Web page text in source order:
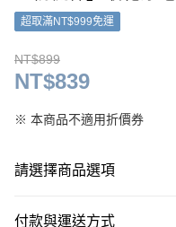
超取滿NT$999免運
NT$899
NT$839
※ 本商品不適用折價券
請選擇商品選項
付款與運送方式